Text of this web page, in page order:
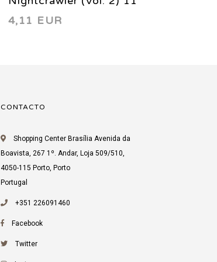
2005
4,11 EUR
CONTACTO
Shopping Center Brasília Avenida da
Boavista, 267 1º. Andar, Loja 509/510,
4050-115 Porto, Porto
Portugal
+351 226091460
Facebook
Twitter